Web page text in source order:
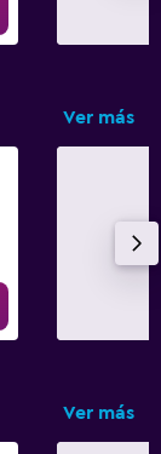
Ver más
Ver más